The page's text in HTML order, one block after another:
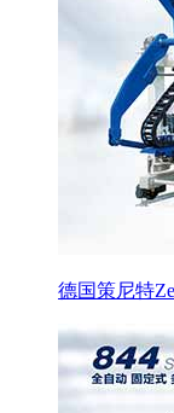
德国策尼特